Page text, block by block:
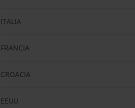
ITALIA
FRANCIA
CROACIA
EEUU